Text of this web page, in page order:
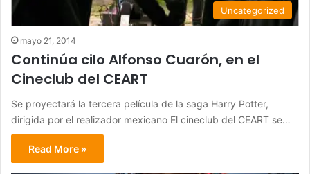
Uncategorized
mayo 21, 2014
Continúa cilo Alfonso Cuarón, en el
Cineclub del CEART
Se proyectará la tercera película de la saga Harry Potter,
dirigida por el realizador mexicano El cineclub del CEART se…
Read More »